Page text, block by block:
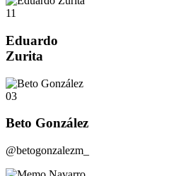
11
Eduardo
Zurita
03
Beto González
@betogonzalezm_